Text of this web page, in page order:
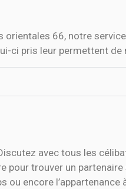
66, notre
ci pris leur permettent de
avec tous les
trouver un partenaire
ou encore l’appartenance